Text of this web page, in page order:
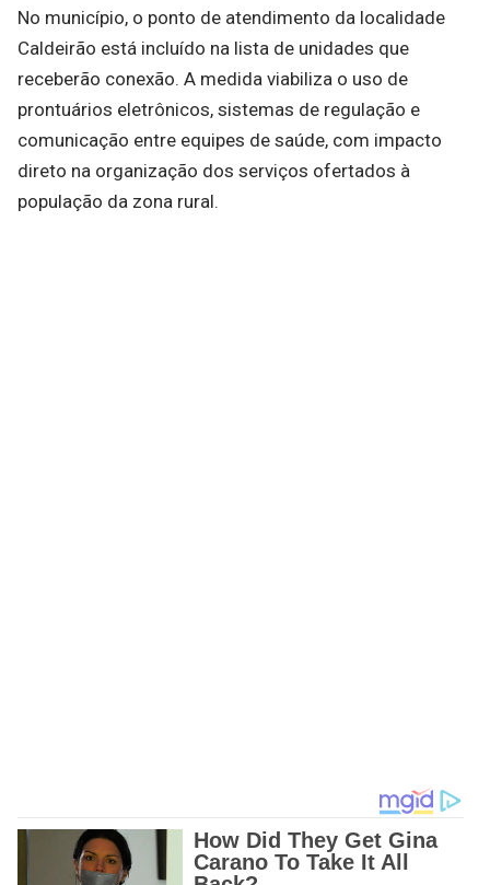
No município, o ponto de atendimento da localidade
Caldeirão está incluído na lista de unidades que
receberão conexão. A medida viabiliza o uso de
prontuários eletrônicos, sistemas de regulação e
comunicação entre equipes de saúde, com impacto
direto na organização dos serviços ofertados à
população da zona rural.